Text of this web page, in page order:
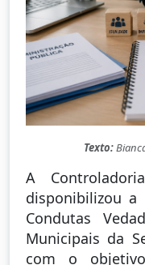
Texto:
A
disponibilizou a
Condutas
Municipais da
com o